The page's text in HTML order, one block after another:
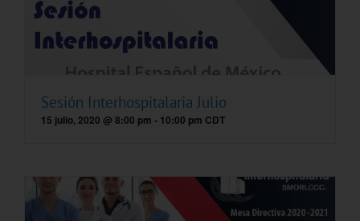
Sesión Interhospitalaria Julio
15 julio, 2020 @ 8:00 pm - 10:00 pm CDT